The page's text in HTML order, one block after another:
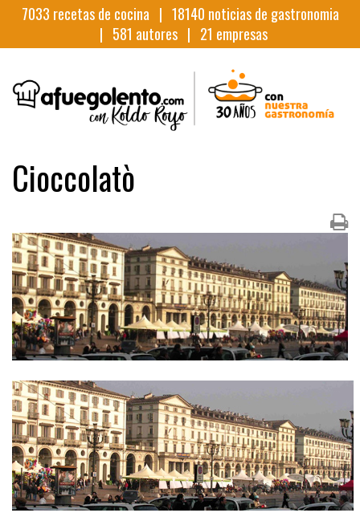
7033 recetas de cocina | 18140 noticias de gastronomia
| 581 autores | 21 empresas
Cioccolatò